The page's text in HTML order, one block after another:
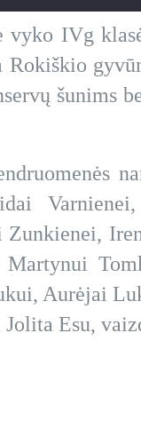
vyko IVg
šunims
Aurėjai
Esu,